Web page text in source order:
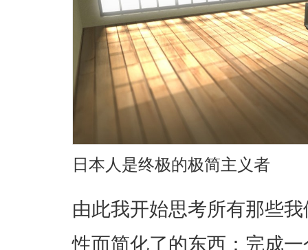
日本人是终极的极简主义者
由此我开始思考所有那些
性而简化了的东西：完成